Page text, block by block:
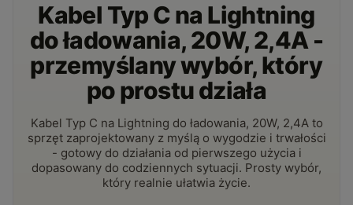
Kabel Typ C na Lightning
do ładowania, 20W, 2,4A -
przemyślany wybór, który
po prostu działa
Kabel Typ C na Lightning do ładowania, 20W, 2,4A to
sprzęt zaprojektowany z myślą o wygodzie i trwałości
- gotowy do działania od pierwszego użycia i
dopasowany do codziennych sytuacji. Prosty wybór,
który realnie ułatwia życie.